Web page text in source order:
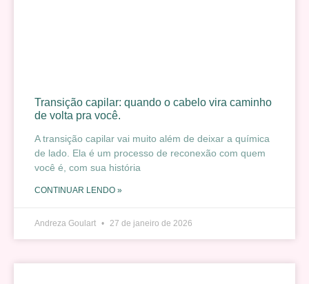
Transição capilar: quando o cabelo vira caminho
de volta pra você.
A transição capilar vai muito além de deixar a química
de lado. Ela é um processo de reconexão com quem
você é, com sua história
CONTINUAR LENDO »
Andreza Goulart 27 de janeiro de 2026